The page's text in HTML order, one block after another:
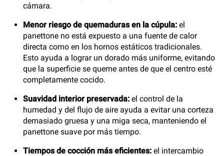
cámara.
Menor riesgo de quemaduras en la cúpula: el
panettone no está expuesto a una fuente de calor
directa como en los hornos estáticos tradicionales.
Esto ayuda a lograr un dorado más uniforme, evitando
que la superficie se queme antes de que el centro esté
completamente cocido.
Suavidad interior preservada: el control de la
humedad y del flujo de aire ayuda a evitar una corteza
demasiado gruesa y una miga seca, manteniendo el
panettone suave por más tiempo.
Tiempos de cocción más eficientes: el intercambio